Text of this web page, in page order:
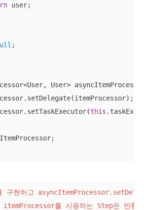
user;
;
User>
this
구현하고
를 사용하는 Step은 반환